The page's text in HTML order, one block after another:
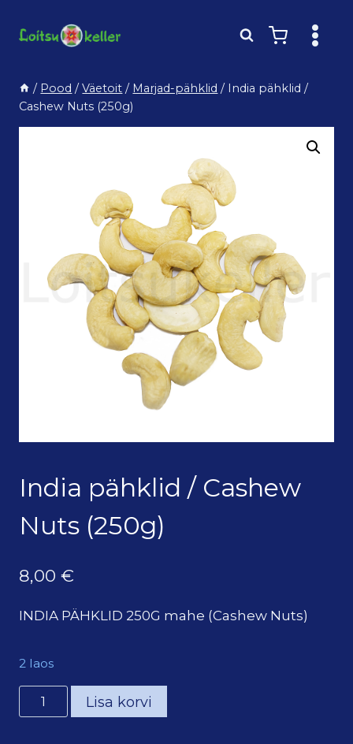
/ Pood / Väetoit / Marjad-pähklid / India pähklid /
Cashew Nuts (250g)
India pähklid / Cashew
Nuts (250g)
8,00 €
INDIA PÄHKLID 250G mahe (Cashew Nuts)
2 laos
India
pähklid
Lisa korvi